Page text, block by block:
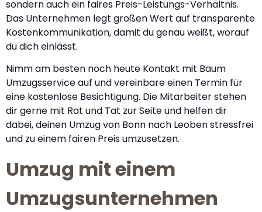
sondern auch ein faires Preis-Leistungs-Verhältnis.
Das Unternehmen legt großen Wert auf transparente
Kostenkommunikation, damit du genau weißt, worauf
du dich einlässt.
Nimm am besten noch heute Kontakt mit Baum
Umzugsservice auf und vereinbare einen Termin für
eine kostenlose Besichtigung. Die Mitarbeiter stehen
dir gerne mit Rat und Tat zur Seite und helfen dir
dabei, deinen Umzug von Bonn nach Leoben stressfrei
und zu einem fairen Preis umzusetzen.
Umzug mit einem
Umzugsunternehmen